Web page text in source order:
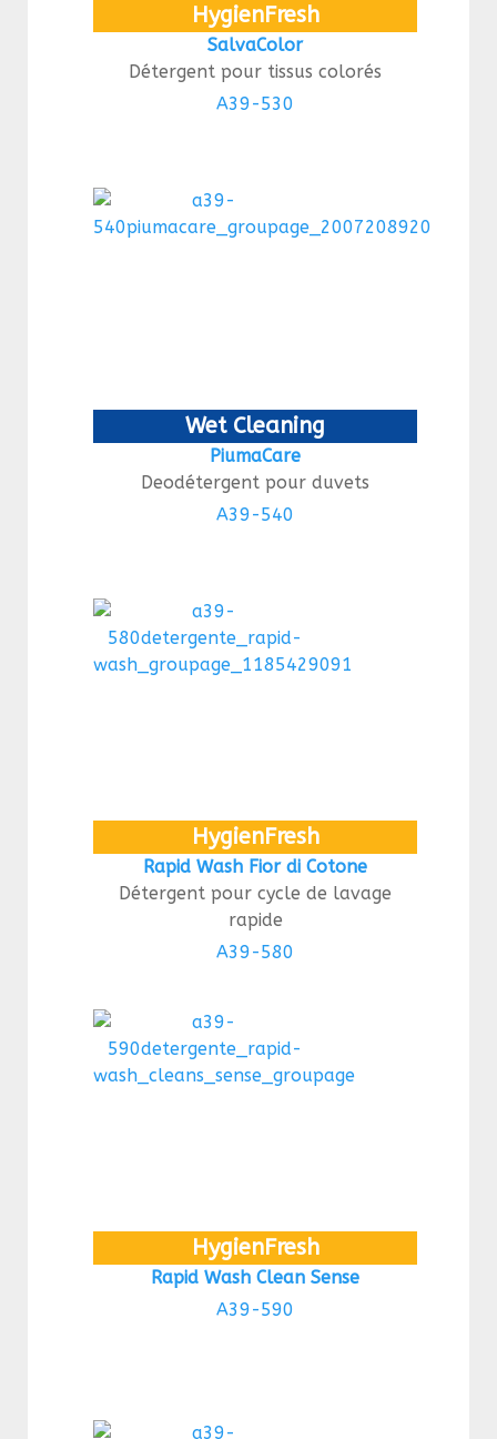
HygienFresh
SalvaColor
Détergent pour tissus colorés
A39-530
Wet Cleaning
PiumaCare
Deodétergent pour duvets
A39-540
HygienFresh
Rapid Wash Fior di Cotone
Détergent pour cycle de lavage
rapide
A39-580
HygienFresh
Rapid Wash Clean Sense
A39-590